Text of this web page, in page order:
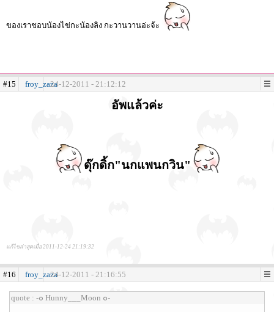
ของเราชอบน้องไข่กะน้องลิง กะวานวานอ่ะจ้ะ
#15 froy_zaza24-12-2011 - 21:12:12
อัพแล้วค่ะ
ดุ๊กดิ้ก"นกแพนกวิน"
แก้ไขล่าสุดเมื่อ 2011-12-24 21:19:32
#16 froy_zaza24-12-2011 - 21:16:55
quote : -๐ Hunny___Moon ๐-